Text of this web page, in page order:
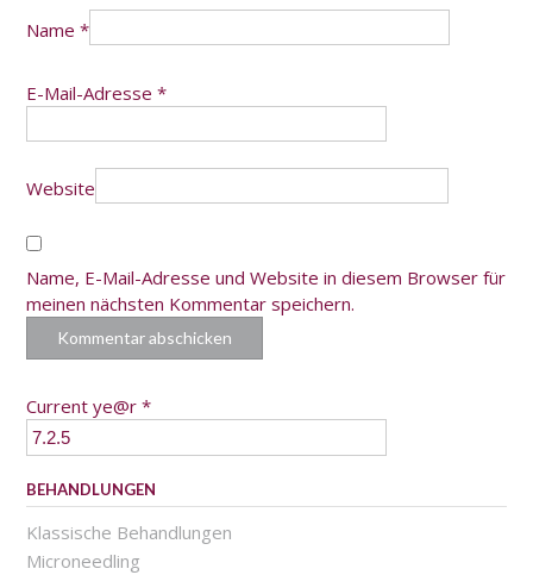
Name *
E-Mail-Adresse *
Website
Name, E-Mail-Adresse und Website in diesem Browser für
meinen nächsten Kommentar speichern.
Current ye@r *
BEHANDLUNGEN
Klassische Behandlungen
Microneedling